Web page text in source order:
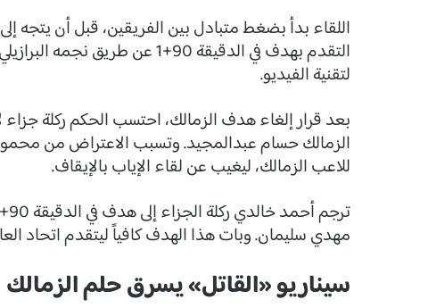
اللقاء بدأ بضغط متبادل بين الفريقين، قبل أن يتجه
التقدم بهدف في الدقيقة 90+1 عن
لتقنية الفيديو.
بعد قرار إلغاء هدف الزمالك، احتسب الحكم ركلة
الزمالك حسام عبدالمجيد. وتسبب الاعتراض من
للاعب الزمالك، ليغيب عن لقاء الإياب بالإيقاف.
مهدي سليمان. وبات هذا الهدف كافياً ليتقدم اتحاد
سيناريو «القاتل» يسرق حلم الزمالك